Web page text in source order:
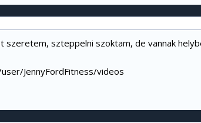
szeretem, szteppelni szoktam, de vannak
JennyFordFitness/videos